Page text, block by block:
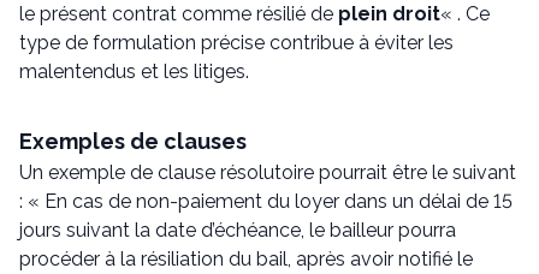
le présent contrat comme résilié de plein droit« . Ce
type de formulation précise contribue à éviter les
malentendus et les litiges.
Exemples de clauses
Un exemple de clause résolutoire pourrait être le suivant
: « En cas de non-paiement du loyer dans un délai de 15
jours suivant la date d’échéance, le bailleur pourra
procéder à la résiliation du bail, après avoir notifié le